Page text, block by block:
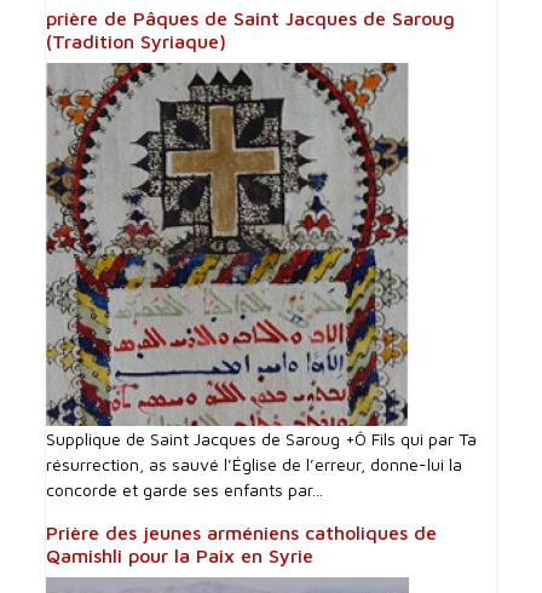
prière de Pâques de Saint Jacques de Saroug
(Tradition Syriaque)
Supplique de Saint Jacques de Saroug +Ô Fils qui par Ta
résurrection, as sauvé l’Église de l’erreur, donne-lui la
concorde et garde ses enfants par...
Prière des jeunes arméniens catholiques de
Qamishli pour la Paix en Syrie